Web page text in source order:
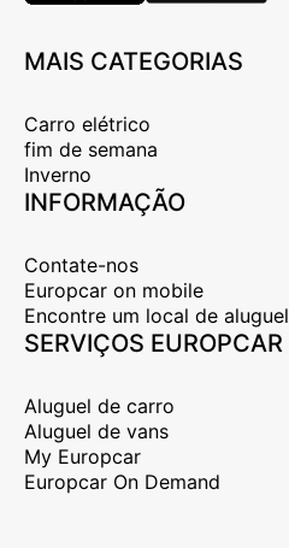
MAIS CATEGORIAS
Carro elétrico
fim de semana
Inverno
INFORMAÇÃO
Contate-nos
Europcar on mobile
Encontre um local de aluguel
SERVIÇOS EUROPCAR
Aluguel de carro
Aluguel de vans
My Europcar
Europcar On Demand